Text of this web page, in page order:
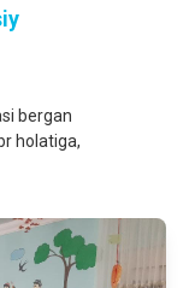
bergan
holatiga,